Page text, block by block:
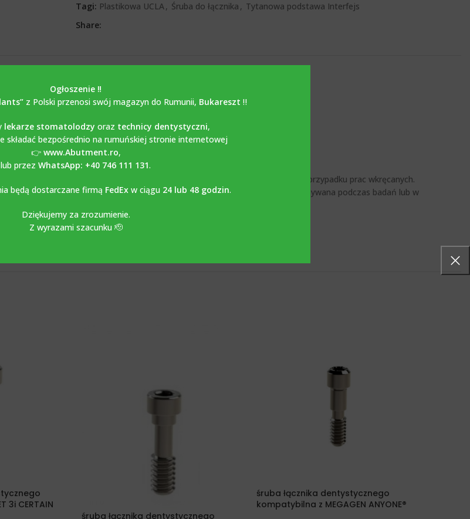
Ogłoszenie ‼️
z Polski przenosi swój magazyn do Rumunii, Bukareszt ‼️
lekarze stomatolodzy oraz technicy dentystyczni,
składać bezpośrednio na rumuńskiej stronie internetowej
👉 www.Abutment.ro,
lub przez WhatsApp: +40 746 111 131.
będą dostarczane firmą FedExw ciągu 24 lub 48 godzin.
Dziękujemy za zrozumienie.
Z wyrazami szacunku 🫡
Tagi: Plastikowa UCLA, Śruba do łącznika , Tytanowa podstawa Interfejs
Share:
z BREDENT BLUE SKY
do mocowania łącznika protetycznego lub korony zębowej w implancie w przypadku prac wkręcanych.
zamocowania łącznika w implancie, użyć nowej śruby, a nie tej, która była używana podczas badań lub w
moment obrotowy to 25Ncm.
3i CERTAIN
śruba łącznika dentystycznego
śruba łącznika dentystycznego
kompatybilna z MEGAGEN ANYONE®